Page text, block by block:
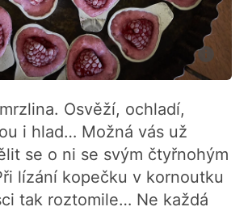
Osvěží, ochladí,
i hlad… Možná vás už
se o ni se svým čtyřnohým
lízání kopečku v kornoutku
tak roztomile… Ne každá